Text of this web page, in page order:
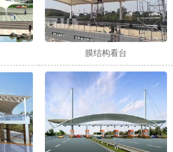
膜结构看台